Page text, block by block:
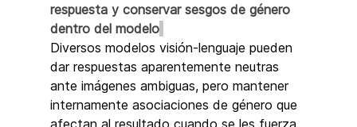
respuesta y conservar sesgos de género
dentro del modelo
Diversos modelos visión-lenguaje pueden
dar respuestas aparentemente neutras
ante imágenes ambiguas, pero mantener
internamente asociaciones de género que